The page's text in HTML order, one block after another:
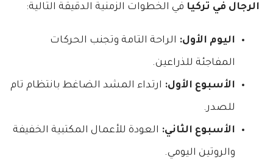
الرجال في تركيا في الخطوات الزمنية الدقيقة التالية:
اليوم الأول: الراحة التامة وتجنب الحركات
المفاجئة للذراعين.
الأسبوع الأول: ارتداء المشد الضاغط بانتظام تام
للصدر.
الأسبوع الثاني: العودة للأعمال المكتبية الخفيفة
والروتين اليومي.